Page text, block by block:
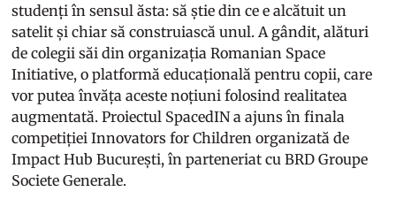
studenți în sensul ăsta: să știe din ce e alcătuit un
satelit și chiar să construiască unul. A gândit, alături
de colegii săi din organizația Romanian Space
Initiative, o platformă educațională pentru copii, care
vor putea învăța aceste noțiuni folosind realitatea
augmentată. Proiectul SpacedIN a ajuns în finala
competiției Innovators for Children organizată de
Impact Hub București, în parteneriat cu BRD Groupe
Societe Generale.